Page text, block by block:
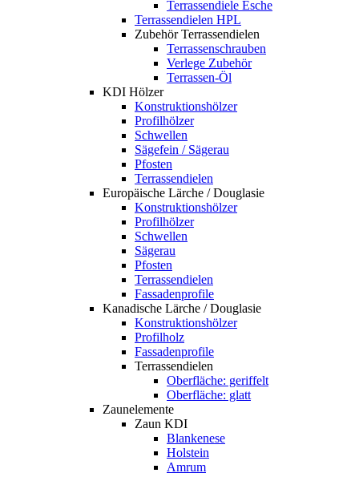
Terrassendiele Esche
Terrassendielen HPL
Zubehör Terrassendielen
Terrassenschrauben
Verlege Zubehör
Terrassen-Öl
KDI Hölzer
Konstruktionshölzer
Profilhölzer
Schwellen
Sägefein / Sägerau
Pfosten
Terrassendielen
Europäische Lärche / Douglasie
Konstruktionshölzer
Profilhölzer
Schwellen
Sägerau
Pfosten
Terrassendielen
Fassadenprofile
Kanadische Lärche / Douglasie
Konstruktionshölzer
Profilholz
Fassadenprofile
Terrassendielen
Oberfläche: geriffelt
Oberfläche: glatt
Zaunelemente
Zaun KDI
Blankenese
Holstein
Amrum